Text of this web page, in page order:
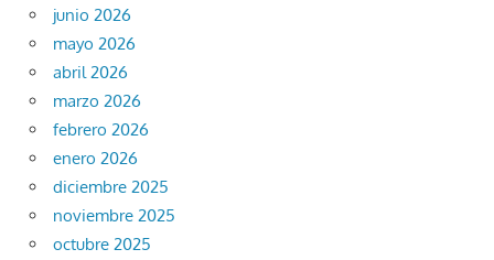
junio 2026
mayo 2026
abril 2026
marzo 2026
febrero 2026
enero 2026
diciembre 2025
noviembre 2025
octubre 2025